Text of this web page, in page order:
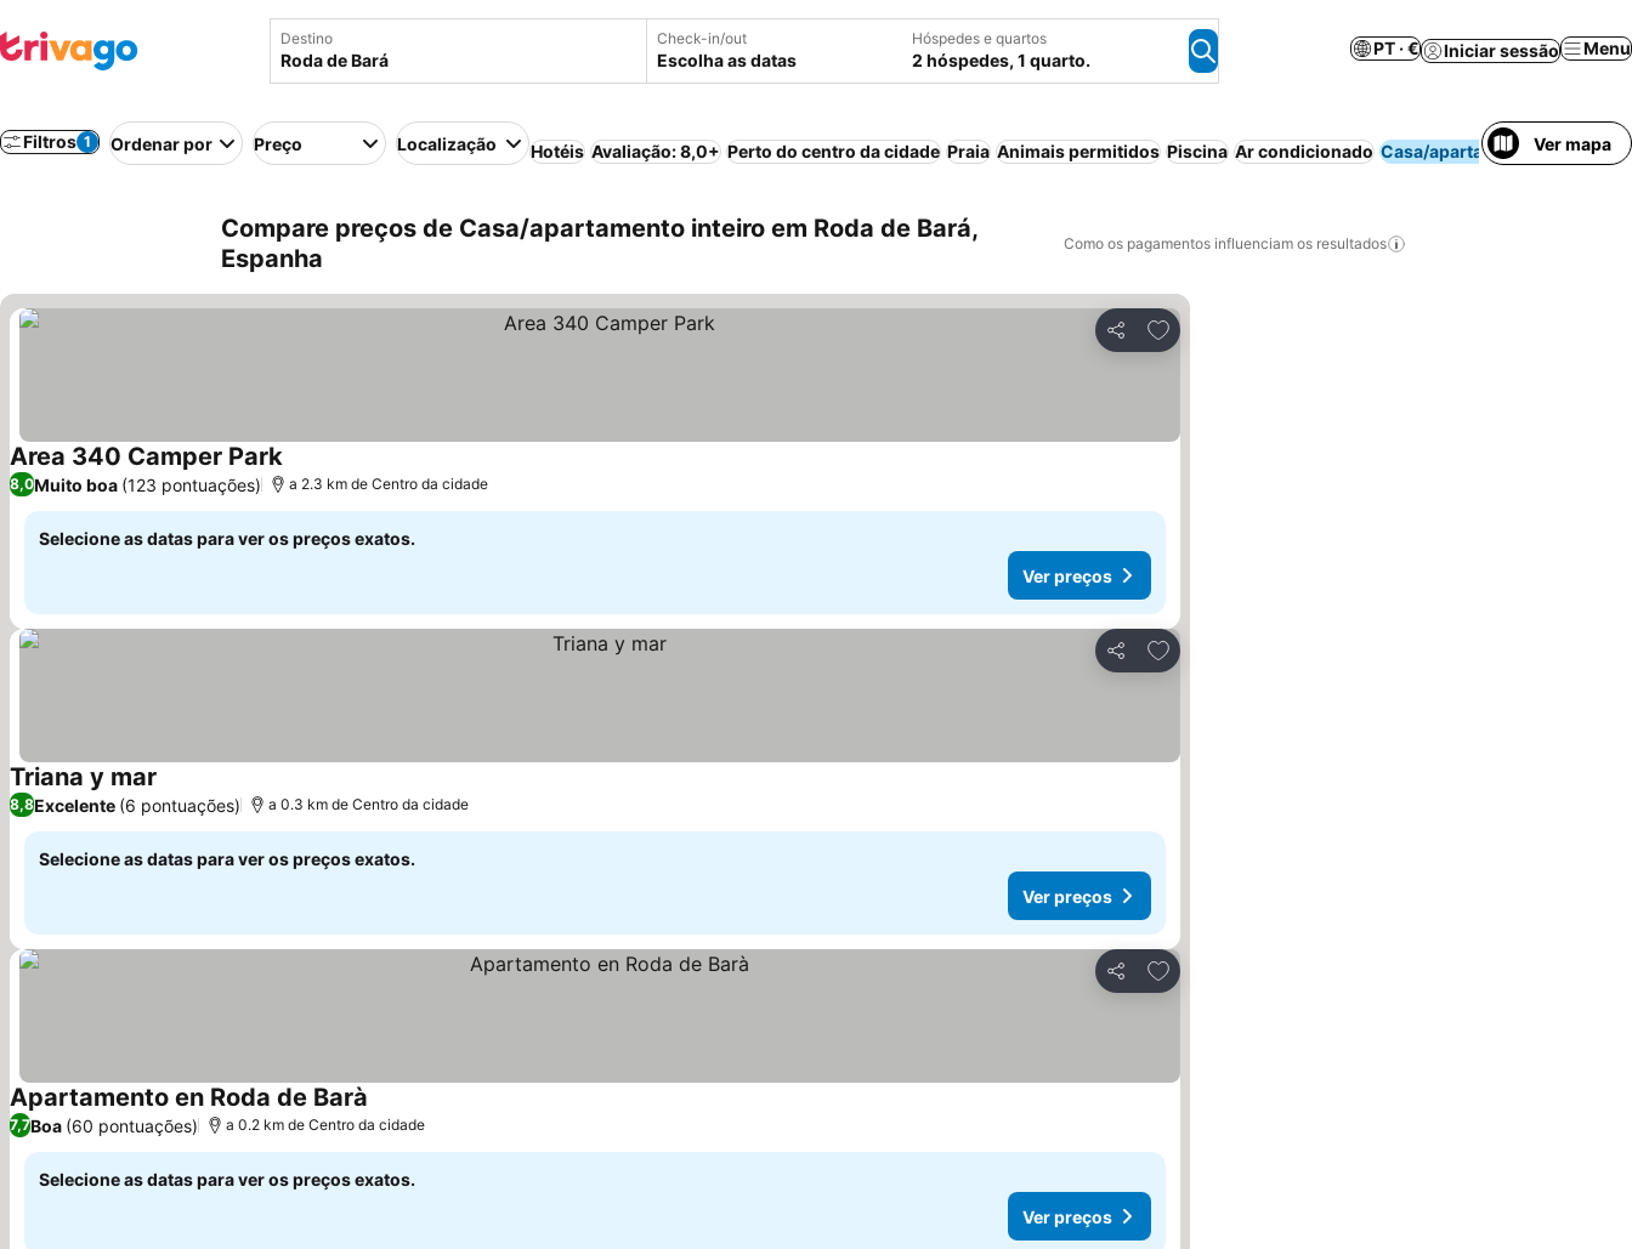
Destino Check-in/out
Escolha as datas
Hóspedes e quartos
2 hóspedes, 1 quarto.
PT · € Iniciar sessão Menu
Filtros 1 Ordenar por Preço Localização Hotéis Avaliação: 8,0+ Perto do centro da cidade Praia Animais permitidos Piscina Ar condicionado Casa/apartamento inteiro
Ver mapa
Compare preços de Casa/apartamento inteiro em Roda de Bará,
Espanha
Como os pagamentos influenciam os resultados
Partilhar
Adicionar aos favoritos
Area 340 Camper ParkVer preços
8,0Muito boa (123 pontuações) a 2.3 km de Centro da cidade
Selecione as datas para ver os preços exatos.
Ver preços
Partilhar
Adicionar aos favoritos
Triana y mar Ver preços
8,8Excelente (6 pontuações) a 0.3 km de Centro da cidade
Selecione as datas para ver os preços exatos.
Ver preços
Partilhar
Adicionar aos favoritos
Apartamento en Roda de Barà
7,7Boa (60 pontuações) a 0.2 km de Centro da cidade
Selecione as datas para ver os preços exatos.
Ver preços